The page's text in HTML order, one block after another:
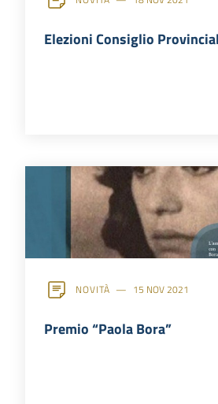
Elezioni Consiglio
NOVITÀ 15 NOV 2021
Premio “Paola Bora”